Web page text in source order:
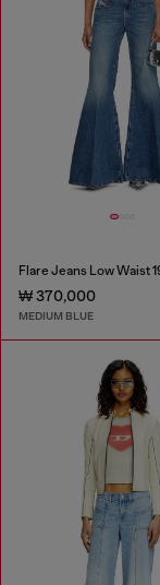
₩ 370,000
MEDIUM BLUE